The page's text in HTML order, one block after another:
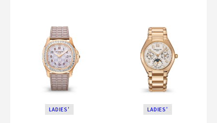
LADIES' LADIES'